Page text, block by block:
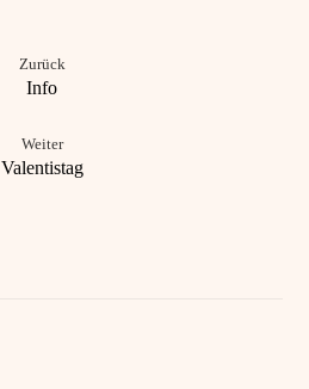
Zurück
Info
Weiter
Valentistag